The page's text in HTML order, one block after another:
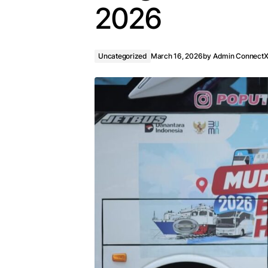
2026
Uncategorized March 16, 2026by Admin ConnectX